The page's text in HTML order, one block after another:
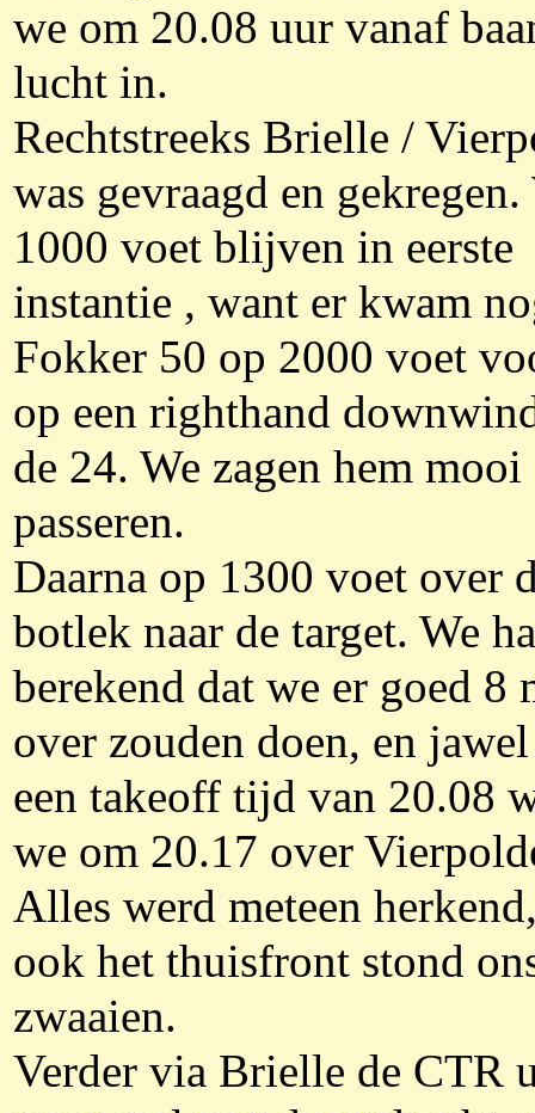
we om 20.08 uur vanaf
lucht in.
Rechtstreeks Brielle /
was gevraagd en
1000 voet blijven in eerste
instantie , want er kwam
Fokker 50 op 2000 voet
op een righthand
de 24. We zagen hem mooi
passeren.
Daarna op 1300 voet over
botlek naar de target. We
berekend dat we er goed 8
over zouden doen, en
een takeoff tijd van 20.08
we om 20.17 over
Alles werd meteen
ook het thuisfront stond
zwaaien.
Verder via Brielle de CTR